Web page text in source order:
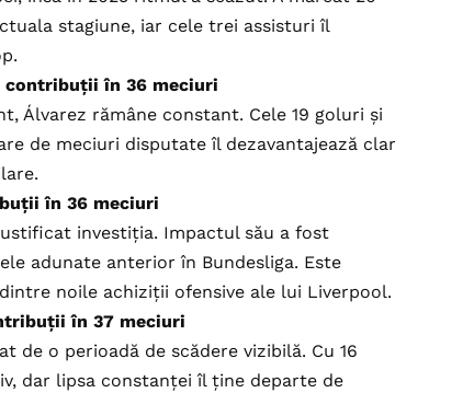
stagiune, iar cele trei assisturi îl
în 36 meciuri
Álvarez rămâne constant. Cele 19 goluri și
de meciuri disputate îl dezavantajează clar
în 36 meciuri
investiția. Impactul său a fost
adunate anterior în Bundesliga. Este
noile achiziții ofensive ale lui Liverpool.
în 37 meciuri
de o perioadă de scădere vizibilă. Cu 16
dar lipsa constanței îl ține departe de